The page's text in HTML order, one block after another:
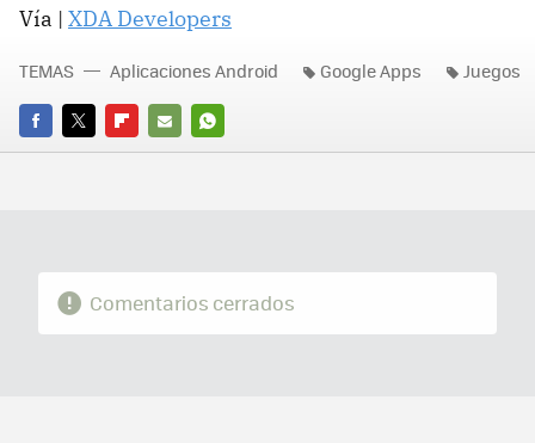
Vía | XDA Developers
FACEBOOK
TWITTERFLIPBOARD
E-
WHATSAPP
TEMAS Aplicaciones Android Google Apps Juegos
Comentarios cerrados